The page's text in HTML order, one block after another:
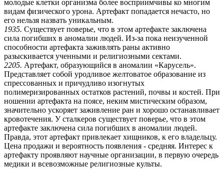
молодые клетки организма более восприимчивы ко многим
видам физического урона. Артефакт попадается нечасто, но
его нельзя назвать уникальным.
1935. Существует поверье, что в этом артефакте заключена
сила погибших в аномалии людей. Из-за пока неизученной
способности артефакта заживлять раны активно
разыскивается ученными и религиозными сектами.
2205. Артефакт, образующийся в аномалии «Карусель».
Представляет собой уродливое желтоватое образование из
спрессованных и причудливо изогнутых
полимеризированных остатков растений, почвы и костей. При
ношении артефакта на поясе, неким мистическим образом,
значительно ускоряет заживление ран и хорошо останавливает
кровотечения. У сталкеров существует поверье, что в этом
артефакте заключена сила погибших в аномалии людей.
Правда, этот артефакт привлекает хищников, к его владельцу.
Цена продажи и вероятность появления - средняя. Интерес к
артефакту проявляют научные организации, в первую очередь
медики и всевозможные религиозные культы.